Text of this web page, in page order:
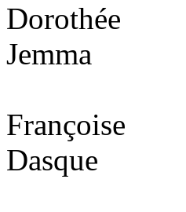
Dorothée
Jemma
Françoise
Dasque